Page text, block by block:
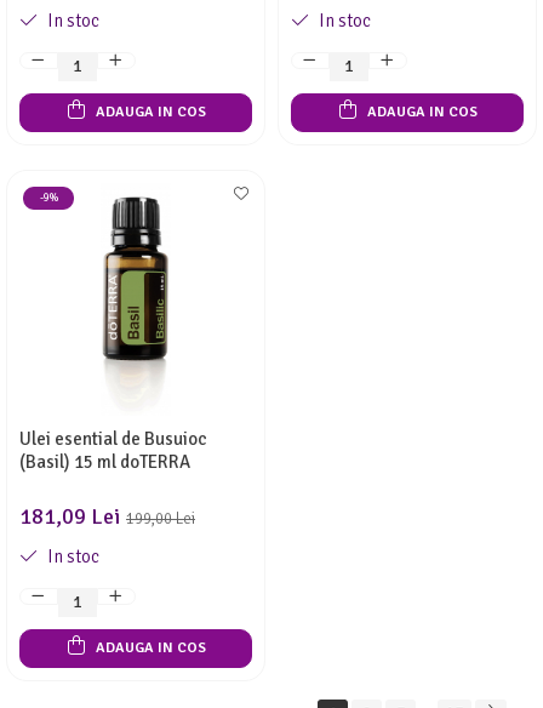
In stoc
ADAUGA IN COS
In stoc
ADAUGA IN COS
-9%
Ulei esential de Busuioc
(Basil) 15 ml doTERRA
199,00 Lei
181,09 Lei
In stoc
ADAUGA IN COS